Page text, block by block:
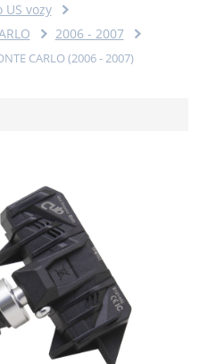
US vozy
2006 - 2007
CARLO (2006 - 2007)